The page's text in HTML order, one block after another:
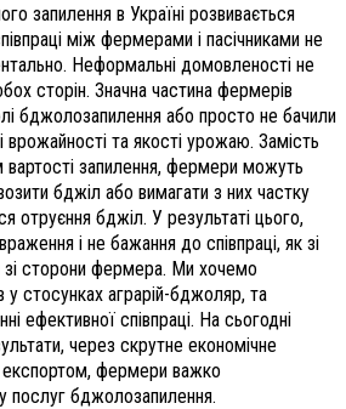
запилення в Україні розвивається
між фермерами і пасічниками не
Неформальні домовленості не
сторін. Значна частина фермерів
бджолозапилення або просто не бачили
врожайності та якості урожаю. Замість
запилення, фермери можуть
бджіл або вимагати з них частку
отруєння бджіл. У результаті цього,
і не бажання до співпраці, як зі
сторони фермера. Ми хочемо
у стосунках аграрій-бджоляр, та
ефективної співпраці. На сьогодні
через скрутне економічне
фермери важко
послуг бджолозапилення.